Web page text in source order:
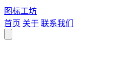
图标工坊
首页 关于 联系我们